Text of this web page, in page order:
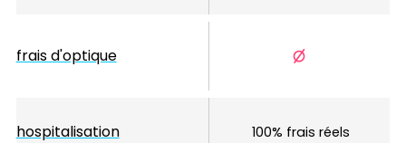
frais d'optique
hospitalisation 100% frais réels